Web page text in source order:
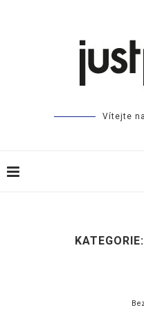
Vítejte
KATEGORIE: